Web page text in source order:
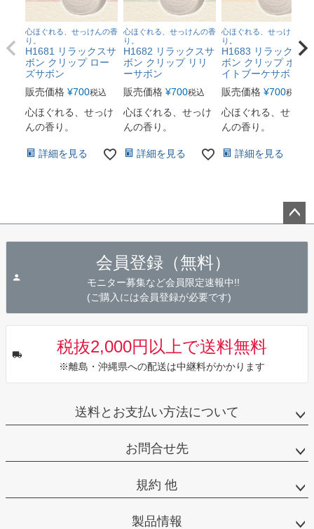
心ほぐれる、せっけんの香
り。
H1681 リラックスサ
ボン クリップ ロー
ズサボン
販売価格 ¥700税込
心ほぐれる、せっけ
んの香り。
詳細を見る
心ほぐれる、せっけんの香
り。
H1682 リラックスサ
ボン クリップ リリ
ーサボン
販売価格 ¥700税込
心ほぐれる、せっけ
んの香り。
詳細を見る
心ほぐれる、せっけんの香
り。
H1683 リラックスサ
ボン クリップ ホワ
イトブーケサボン
販売価格 ¥700税込
心ほぐれる、せっけ
んの香り。
詳細を見る
会員登録（無料）
モニター募集など会員限定速報中!!
(ご購入には会員登録が必要です)
税抜2,000円以上で送料無料
※離島・沖縄県への配送は中継料がかかります
送料とお支払い方法について
お問合せ先
規約 他
製品情報